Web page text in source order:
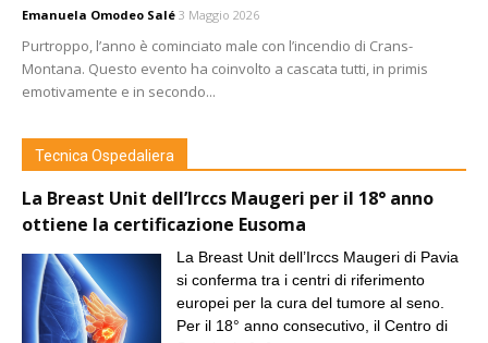
Emanuela Omodeo Salé 3 Maggio 2026
Purtroppo, l’anno è cominciato male con l’incendio di Crans-
Montana. Questo evento ha coinvolto a cascata tutti, in primis
emotivamente e in secondo...
Tecnica Ospedaliera
La Breast Unit dell’Irccs Maugeri per il 18° anno
ottiene la certificazione Eusoma
La Breast Unit dell’Irccs Maugeri di Pavia
si conferma tra i centri di riferimento
europei per la cura del tumore al seno.
Per il 18° anno consecutivo, il Centro di